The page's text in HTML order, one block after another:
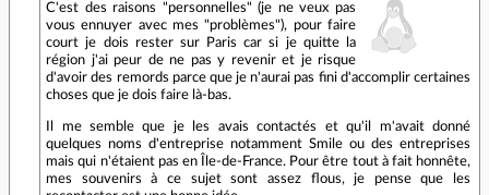
C'est des raisons "personnelles" (je ne veux pas
vous ennuyer avec mes "problèmes"), pour faire
court je dois rester sur Paris car si je quitte la
région j'ai peur de ne pas y revenir et je risque
d'avoir des remords parce que je n'aurai pas fini d'accomplir certaines
choses que je dois faire là-bas.
Il me semble que je les avais contactés et qu'il m'avait donné
quelques noms d'entreprise notamment Smile ou des entreprises
mais qui n'étaient pas en Île-de-France. Pour être tout à fait honnête,
mes souvenirs à ce sujet sont assez flous, je pense que les